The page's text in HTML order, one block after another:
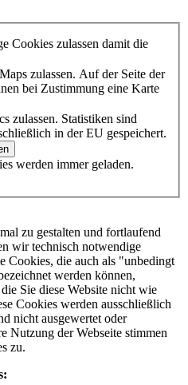
Cookies zulassen damit die
zulassen. Auf der Seite der
bei Zustimmung eine Karte
zulassen. Statistiken sind
in der EU gespeichert.
werden immer geladen.
zu gestalten und fortlaufend
wir technisch notwendige
Cookies, die auch als "unbedingt
werden können,
Sie diese Website nicht wie
Cookies werden ausschließlich
nicht ausgewertet oder
Nutzung der Webseite stimmen
zu.